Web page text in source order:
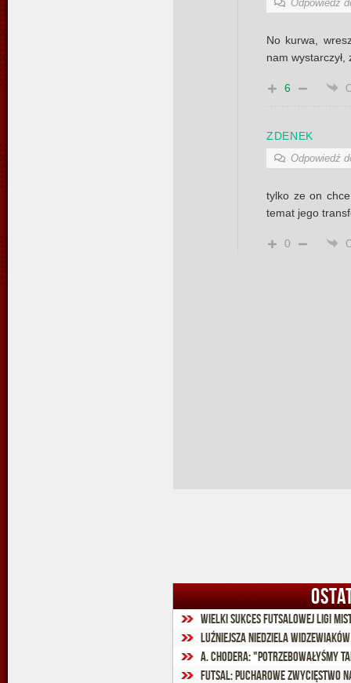
Odpowiedź
No kurwa,
nam
6
ZDENEK
Odpowiedź
tylko ze on
temat jego
0
Wielki sukces Futsalowej Ligi
Luźniejsza niedziela
A. Chodera: "Potrzebowałyśmy
Futsal: Pucharowe zwycięstwo